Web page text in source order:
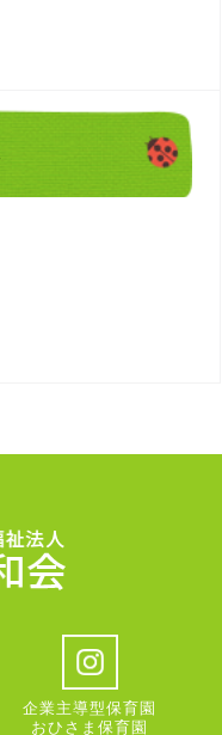
企業主導型保育園
おひさま保育園